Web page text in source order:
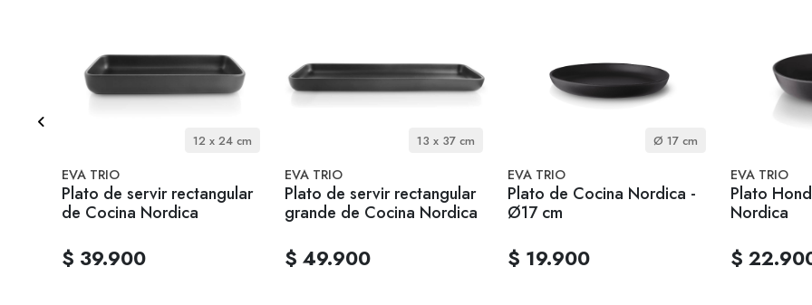
12 x 24 cm
EVA TRIO
Plato de servir rectangular
de Cocina Nordica
$ 39.900
13 x 37 cm
EVA TRIO
Plato de servir rectangular
grande de Cocina Nordica
$ 49.900
Ø 17 cm
EVA TRIO
Plato de Cocina Nordica -
Ø17 cm
$ 19.900
EVA TRIO
Plato
Nordica
$